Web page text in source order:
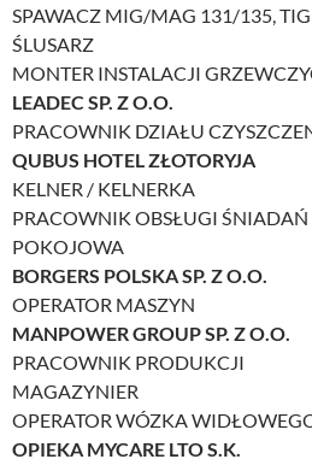
SPAWACZ MIG/MAG 131/135,
ŚLUSARZ
MONTER INSTALACJI
LEADEC SP. Z O.O.
PRACOWNIK DZIAŁU
QUBUS HOTEL ZŁOTORYJA
KELNER / KELNERKA
PRACOWNIK OBSŁUGI ŚNIADAŃ
POKOJOWA
BORGERS POLSKA SP. Z O.O.
OPERATOR MASZYN
MANPOWER GROUP SP. Z O.O.
PRACOWNIK PRODUKCJI
MAGAZYNIER
OPERATOR WÓZKA
OPIEKA MYCARE LTO S.K.